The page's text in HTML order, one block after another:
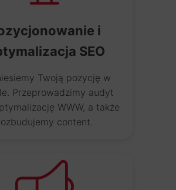
i
SEO
Twoją pozycję w
Przeprowadzimy audyt
WWW, a także
content.